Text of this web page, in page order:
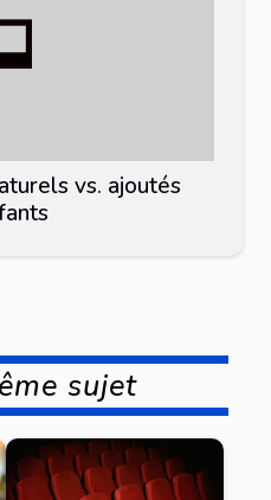
vs. ajoutés
sujet